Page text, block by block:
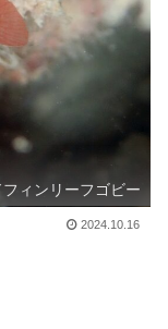
フィンリーフゴビー
2024.10.16